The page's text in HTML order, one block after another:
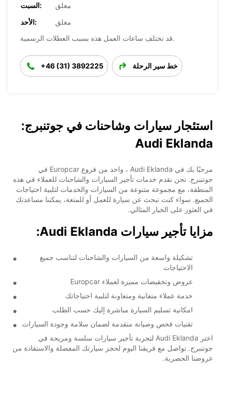
السبت:
مغلق
الأحد:
مغلق
قد تختلف ساعات العمل هذه بسبب العطلات الرسمية.
+46 (31) 3892225 خط سير الرحلة
استئجار سيارات وشاحنات في جوتنبرج:
Audi Eklanda
مرحبًا بك في Audi Eklanda ، واحد من فروع Europcar في
جوتنبرج. نحن نقدم خدمات تأجير السيارات والشاحنات للعملاء في هذه
المنطقة، مع مجموعة متنوعة من السيارات والخدمات لتلبية احتياجات
الجميع. سواء كنت تبحث عن سيارة للعمل أو للمتعة، يمكننا مساعدتك
في العثور على الخيار المثالي.
مزايا تأجير سيارات Audi Eklanda:
تشكيلة واسعة من السيارات والشاحنات لتناسب جميع
الاحتياجات
عروض وتخفيضات مميزة لعملاء Europcar
خدمة عملاء متفانية ومتعاونة لتلبية احتياجاتك
امكانية تسليم السيارة مباشرة إليك حسب الطلب
تقنيات فحص وصيانة متقدمة لضمان سلامة وجودة السيارات
اختر Audi Eklanda لتجربة تأجير سيارات سلسة ومريحة في
جوتنبرج. تواصل مع فريقنا اليوم لحجز سيارتك المفضلة والاستفادة من
عروضنا الحصرية.